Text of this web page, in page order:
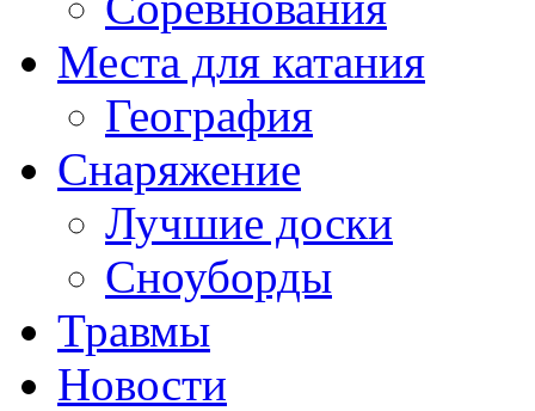
Места для катания
География
Снаряжение
Лучшие доски
Сноуборды
Травмы
Новости